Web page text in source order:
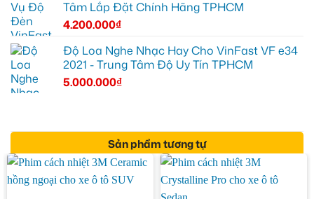
Tâm Lắp Đặt Chính Hãng TPHCM
4.200.000₫
Độ Loa Nghe Nhạc Hay Cho VinFast VF e34
2021 - Trung Tâm Độ Uy Tín TPHCM
5.000.000₫
Sản phẩm tương tự